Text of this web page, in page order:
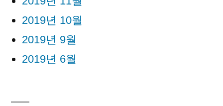
2019년 10월
2019년 9월
2019년 6월